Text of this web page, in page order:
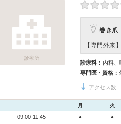
診療所
巻き爪
【専門外来】
診療科： 内科
専門医・資格：
アクセス数
月 火
09:00-11:45 ● ●